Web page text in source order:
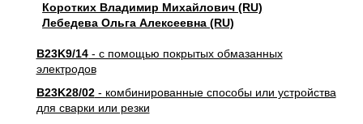
Коротких Владимир Михайлович (RU)
Лебедева Ольга Алексеевна (RU)
B23K9/14- с помощью покрытых обмазанных
электродов
B23K28/02- комбинированные способы или устройства
для сварки или резки